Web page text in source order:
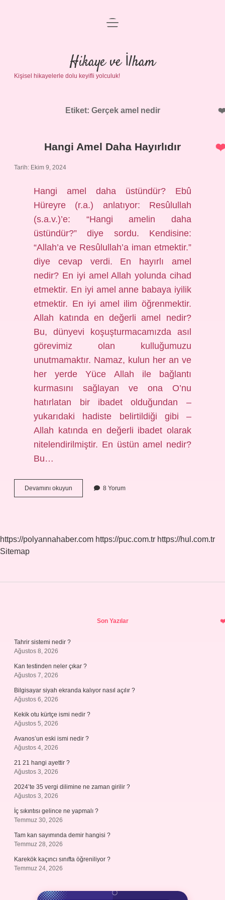
Anasayfa
Gizlilik Politikası
Yasal Uyarı
menüyü
Hikaye ve İlham
Kişisel hikayelerle dolu keyifli yolculuk!
Etiket: Gerçek amel nedir
Hangi Amel Daha Hayırlıdır
Tarih: Ekim 9, 2024
Hangi amel daha üstündür? Ebû
Hüreyre (r.a.) anlatıyor: Resûlullah
(s.a.v.)’e: “Hangi amelin daha
üstündür?” diye sordu. Kendisine:
“Allah’a ve Resûlullah’a iman etmektir.”
diye cevap verdi. En hayırlı amel
nedir? En iyi amel Allah yolunda cihad
etmektir. En iyi amel anne babaya iyilik
etmektir. En iyi amel ilim öğrenmektir.
Allah katında en değerli amel nedir?
Bu, dünyevi koşuşturmacamızda asıl
görevimiz olan kulluğumuzu
unutmamaktır. Namaz, kulun her an ve
her yerde Yüce Allah ile bağlantı
kurmasını sağlayan ve ona O’nu
hatırlatan bir ibadet olduğundan –
yukarıdaki hadiste belirtildiği gibi –
Allah katında en değerli ibadet olarak
nitelendirilmiştir. En üstün amel nedir?
Bu…
Devamını okuyun
Amel
8 Yorum
https://polyannahaber.com https://puc.com.tr https://hul.com.tr
Sitemap
Son Yazılar
Tahrir sistemi nedir ?
Ağustos 8, 2026
Kan testinden neler çıkar ?
Ağustos 7, 2026
Bilgisayar siyah ekranda kalıyor nasıl açılır ?
Ağustos 6, 2026
Kekik otu kürtçe ismi nedir ?
Ağustos 5, 2026
Avanos’un eski ismi nedir ?
Ağustos 4, 2026
21 21 hangi ayettir ?
Ağustos 3, 2026
2024’te 35 vergi dilimine ne zaman girilir ?
Ağustos 3, 2026
İç sıkıntısı gelince ne yapmalı ?
Temmuz 30, 2026
Tam kan sayımında demir hangisi ?
Temmuz 28, 2026
Karekök kaçıncı sınıfta öğreniliyor ?
Temmuz 24, 2026